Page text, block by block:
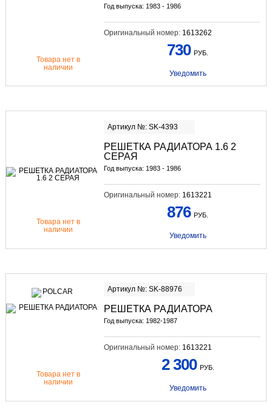
Год выпуска: 1983 - 1986
Оригинальный номер: 1613262
Товара нет в
наличии
730 РУБ.
Уведомить
Артикул №: SK-4393
РЕШЕТКА РАДИАТОРА 1.6 2
СЕРАЯ
Год выпуска: 1983 - 1986
Оригинальный номер: 1613221
Товара нет в
наличии
876 РУБ.
Уведомить
Артикул №: SK-88976
РЕШЕТКА РАДИАТОРА
Год выпуска: 1982-1987
Оригинальный номер: 1613221
Товара нет в
наличии
2 300 РУБ.
Уведомить